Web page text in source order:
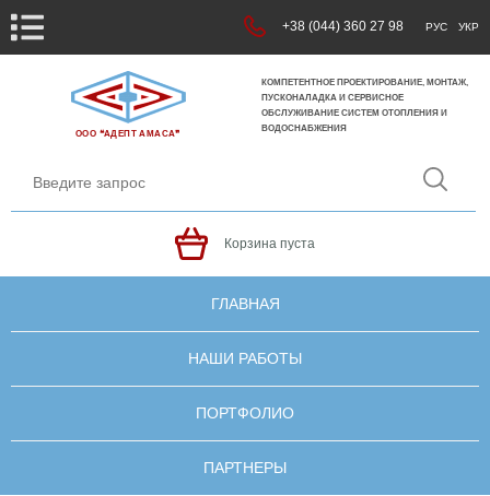
+38 (044) 360 27 98 РУС УКР
ООО ❝АДЕПТ АМАСА❞
КОМПЕТЕНТНОЕ ПРОЕКТИРОВАНИЕ, МОНТАЖ,
ПУСКОНАЛАДКА И СЕРВИСНОЕ
ОБСЛУЖИВАНИЕ СИСТЕМ ОТОПЛЕНИЯ И
ВОДОСНАБЖЕНИЯ
Корзина пуста
ГЛАВНАЯ
НАШИ РАБОТЫ
ПОРТФОЛИО
ПАРТНЕРЫ